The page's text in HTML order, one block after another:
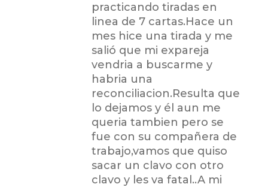
practicando tiradas en
linea de 7 cartas.Hace un
mes hice una tirada y me
salió que mi expareja
vendria a buscarme y
habria una
reconciliacion.Resulta que
lo dejamos y él aun me
queria tambien pero se
fue con su compañera de
trabajo,vamos que quiso
sacar un clavo con otro
clavo y les va fatal..A mi